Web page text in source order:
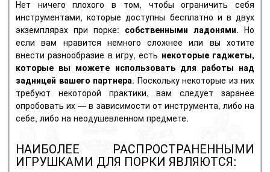
Нет ничего плохого в том, чтобы ограничить себя
инструментами, которые доступны бесплатно и в двух
экземплярах при порке: собственными ладонями. Но
если вам нравится немного сложнее или вы хотите
внести разнообразие в игру, есть некоторые гаджеты,
которые вы можете использовать для работы над
задницей вашего партнера. Поскольку некоторые из них
требуют некоторой практики, вам следует заранее
опробовать их — в зависимости от инструмента, либо на
себе, либо на неодушевленном предмете.
НАИБОЛЕЕ РАСПРОСТРАНЕННЫМИ
ИГРУШКАМИ ДЛЯ ПОРКИ ЯВЛЯЮТСЯ: